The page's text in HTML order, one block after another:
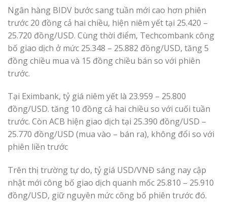
Ngân hàng BIDV bước sang tuần mới cao hơn phiên
trước 20 đồng cả hai chiều, hiện niêm yết tại 25.420 –
25.720 đồng/USD. Cùng thời điểm, Techcombank công
bố giao dịch ở mức 25.348 – 25.882 đồng/USD, tăng 5
đồng chiều mua và 15 đồng chiều bán so với phiên
trước.
Tại Eximbank, tỷ giá niêm yết là 23.959 – 25.800
đồng/USD. tăng 10 đồng cả hai chiều so với cuối tuần
trước. Còn ACB hiện giao dịch tại 25.390 đồng/USD –
25.770 đồng/USD (mua vào – bán ra), không đổi so với
phiên liền trước
Trên thị trường tự do, tỷ giá USD/VNĐ sáng nay cập
nhật mới công bố giao dịch quanh mốc 25.810 – 25.910
đồng/USD, giữ nguyên mức công bố phiên trước đó.